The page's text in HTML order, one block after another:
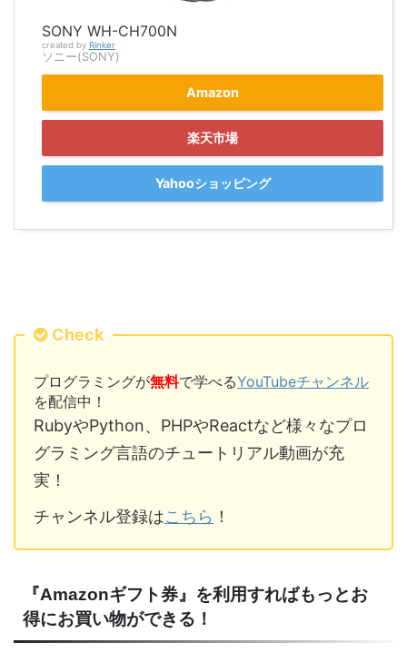
SONY WH-CH700N
created by Rinker
ソニー(SONY)
Amazon
楽天市場
Yahooショッピング
Check
プログラミングが無料で学べるYouTubeチャンネル
を配信中！
RubyやPython、PHPやReactなど様々なプロ
グラミング言語のチュートリアル動画が充
実！
チャンネル登録はこちら ！
『Amazonギフト券』を利用すればもっとお
得にお買い物ができる！